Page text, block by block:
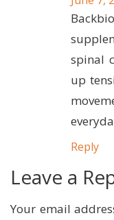
spinal
up
Reply
Leave a
Your email